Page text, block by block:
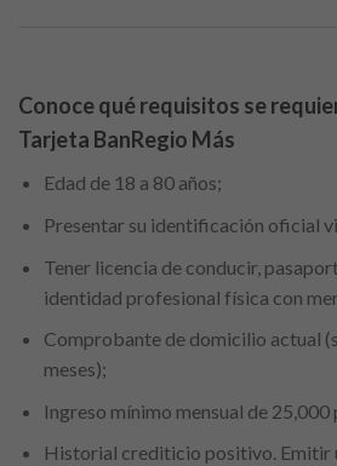
Conoce qué requisitos se
Tarjeta BanRegio Más
Edad de 18 a 80 años;
Presentar su identificación oficial
Tener licencia de conducir,
identidad profesional física con
Comprobante de domicilio actual
meses);
Ingreso mínimo mensual de 25,000
Historial crediticio positivo. Emitir